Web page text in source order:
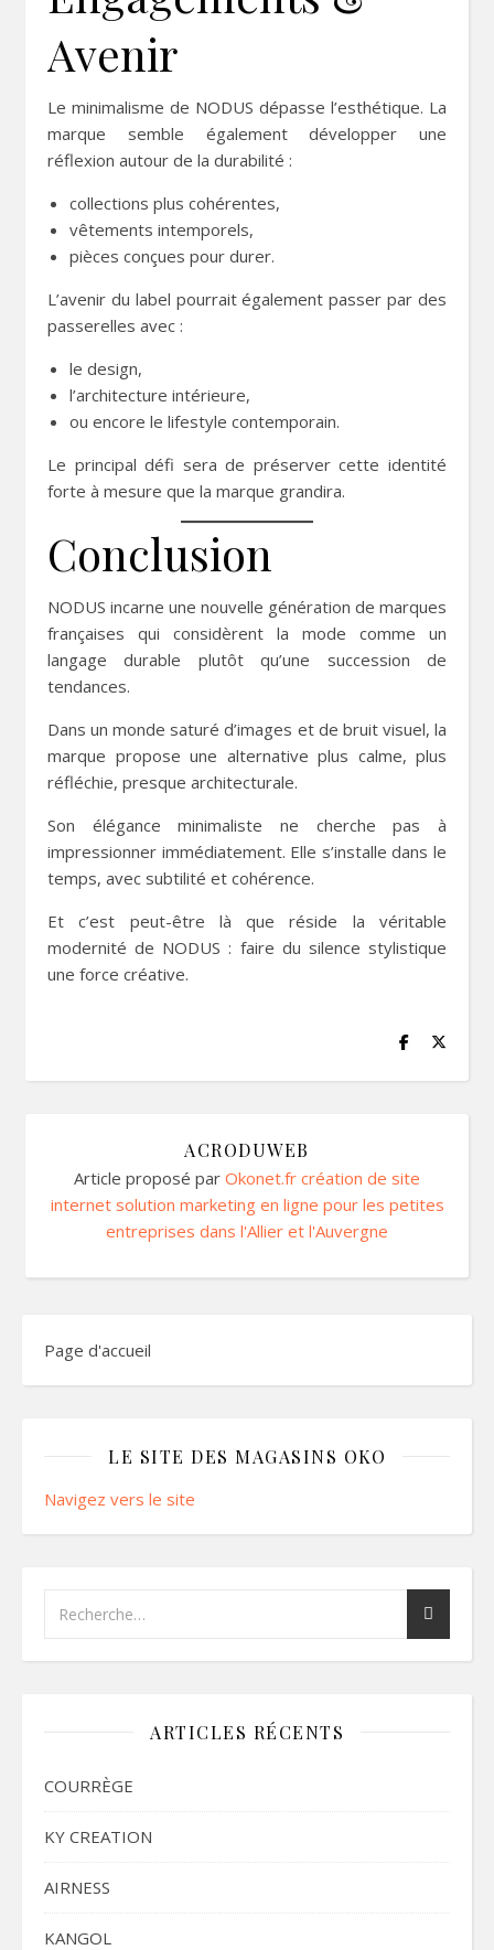
Avenir
Le minimalisme de NODUS dépasse l’esthétique. La
marque semble également développer une
réflexion autour de la durabilité :
collections plus cohérentes,
vêtements intemporels,
pièces conçues pour durer.
L’avenir du label pourrait également passer par des
passerelles avec :
le design,
l’architecture intérieure,
ou encore le lifestyle contemporain.
Le principal défi sera de préserver cette identité
forte à mesure que la marque grandira.
Conclusion
NODUS incarne une nouvelle génération de marques
françaises qui considèrent la mode comme un
langage durable plutôt qu’une succession de
tendances.
Dans un monde saturé d’images et de bruit visuel, la
marque propose une alternative plus calme, plus
réfléchie, presque architecturale.
Son élégance minimaliste ne cherche pas à
impressionner immédiatement. Elle s’installe dans le
temps, avec subtilité et cohérence.
Et c’est peut-être là que réside la véritable
modernité de NODUS : faire du silence stylistique
une force créative.
ACRODUWEB
Article proposé par Okonet.fr création de site
internet solution marketing en ligne pour les petites
entreprises dans l'Allier et l'Auvergne
Page d'accueil
LE SITE DES MAGASINS OKO
Navigez vers le site
ARTICLES RÉCENTS
COURRÈGE
KY CREATION
AIRNESS
KANGOL